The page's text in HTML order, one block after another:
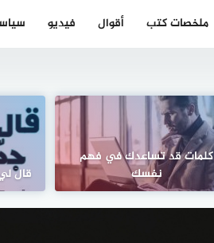
ملخصات كتب أقوال فيديو
كلمات قد تساعدك في فهم
نفسك
قالَ